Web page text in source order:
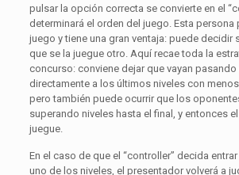
pulsar la opción correcta se convierte en el
determinará el orden del juego. Esta persona
juego y tiene una gran ventaja: puede decidir
que se la juegue otro. Aquí recae toda la
concurso: conviene dejar que vayan
directamente a los últimos niveles con
pero también puede ocurrir que los
superando niveles hasta el final, y entonces
juegue.
En el caso de que el “controller” decida
uno de los niveles, el presentador volverá a